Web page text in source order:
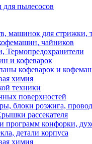
пылесосов
машинок для стрижки,
чайников
Термопредохранители
и кофеварок
кофеварок и
химия
техники
поверхностей
блоки розжига,
рассекателя
программ конфорки,
детали корпуса
химия